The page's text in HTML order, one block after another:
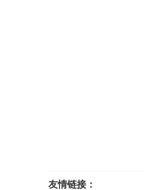
友情链接：